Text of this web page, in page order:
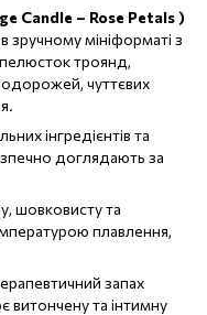
Candle – Rose Petals )
зручному мініформаті з
троянд,
чуттєвих
інгредієнтів та
доглядають за
шовковисту та
плавлення,
запах
та інтимну